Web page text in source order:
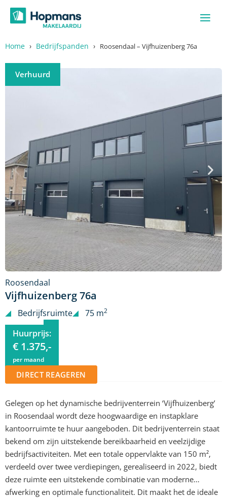
naar
inhoud
Home › Bedrijfspanden › Roosendaal – Vijfhuizenberg 76a
Verhuurd
Roosendaal
Vijfhuizenberg 76a
Bedrijfsruimte 75 m2
Huurprijs:
€ 1.375,-
per maand
DIRECT REAGEREN
Gelegen op het dynamische bedrijventerrein ‘Vijfhuizenberg’
in Roosendaal wordt deze hoogwaardige en instapklare
kantoorruimte te huur aangeboden. Dit bedrijventerrein staat
bekend om zijn uitstekende bereikbaarheid en veelzijdige
bedrijfsactiviteiten. Met een totale oppervlakte van 150 m²,
verdeeld over twee verdiepingen, gerealiseerd in 2022, biedt
deze ruimte een uitstekende combinatie van moderne
afwerking en optimale functionaliteit. Dit maakt het de ideale